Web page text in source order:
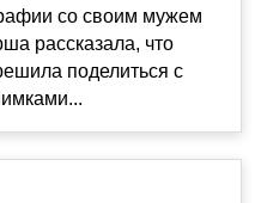
со своим мужем
рассказала, что
поделиться с